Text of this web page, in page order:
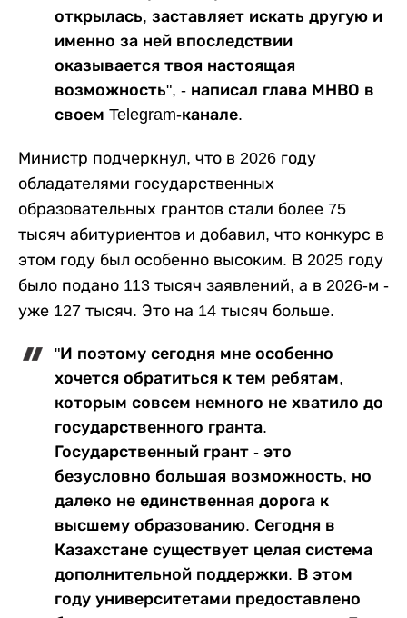
открылась, заставляет искать другую и
именно за ней впоследствии
оказывается твоя настоящая
возможность", - написал глава МНВО в
своем Telegram-канале.
Министр подчеркнул, что в 2026 году
обладателями государственных
образовательных грантов стали более 75
тысяч абитуриентов и добавил, что конкурс в
этом году был особенно высоким. В 2025 году
было подано 113 тысяч заявлений, а в 2026-м -
уже 127 тысяч. Это на 14 тысяч больше.
"И поэтому сегодня мне особенно
хочется обратиться к тем ребятам,
которым совсем немного не хватило до
государственного гранта.
Государственный грант - это
безусловно большая возможность, но
далеко не единственная дорога к
высшему образованию. Сегодня в
Казахстане существует целая система
дополнительной поддержки. В этом
году университетами предоставлено